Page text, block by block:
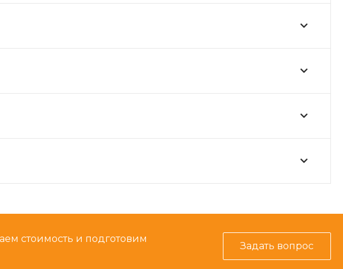
стоимость и подготовим
Задать вопрос